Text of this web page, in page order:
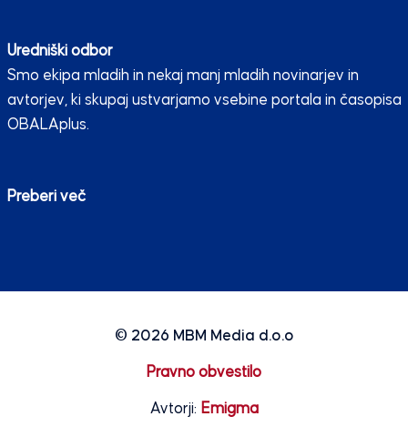
Uredniški odbor
Smo ekipa mladih in nekaj manj mladih novinarjev in
avtorjev, ki skupaj ustvarjamo vsebine portala in časopisa
OBALAplus.
Preberi več
© 2026 MBM Media d.o.o
Pravno obvestilo
Avtorji: Emigma